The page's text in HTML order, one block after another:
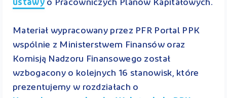
ustawyo Pracowniczych Planów Kapitałowych.
Materiał wypracowany przez PFR Portal PPK
wspólnie z Ministerstwem Finansów oraz
Komisją Nadzoru Finansowego został
wzbogacony o kolejnych 16 stanowisk, które
prezentujemy w rozdziałach o